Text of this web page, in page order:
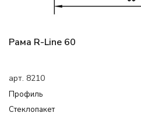
Рама R-Line 60
арт. 8210
Профиль
Cтеклопакет